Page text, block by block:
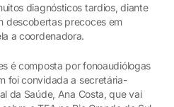
diagnósticos tardios, diante
descobertas precoces em
a coordenadora.
é composta por fonoaudiólogas
foi convidada a secretária-
da Saúde, Ana Costa, que vai